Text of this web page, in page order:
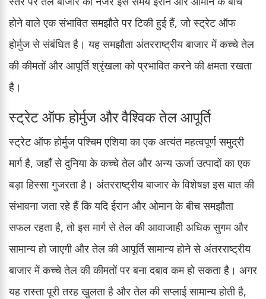
होने वाले एक संभावित समझौते पर टिकी हुई हैं, जो स्ट्रेट ऑफ
होर्मुज से संबंधित है। यह समझौता अंतरराष्ट्रीय बाजार में कच्चे तेल
की कीमतों और आपूर्ति श्रृंखला को प्रभावित करने की क्षमता रखता
है।
स्ट्रेट ऑफ होर्मुज और वैश्विक तेल आपूर्ति
स्ट्रेट ऑफ होर्मुज पश्चिम एशिया का एक अत्यंत महत्वपूर्ण समुद्री
मार्ग है, जहाँ से दुनिया के कच्चे तेल और अन्य ऊर्जा उत्पादों का एक
बड़ा हिस्सा गुजरता है। अंतरराष्ट्रीय बाजार के विशेषज्ञ इस बात की
संभावना जता रहे हैं कि यदि ईरान और ओमान के बीच समझौता
सफल रहता है, तो इस मार्ग से तेल की आवाजाही अधिक सुगम और
सामान्य हो जाएगी और तेल की आपूर्ति सामान्य होने से अंतरराष्ट्रीय
बाजार में कच्चे तेल की कीमतों पर बना दबाव कम हो सकता है। अगर
यह रास्ता पूरी तरह खुलता है और तेल की सप्लाई सामान्य होती है,